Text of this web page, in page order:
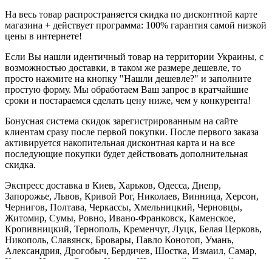
На весь товар распространяется скидка по дисконтной карте
магазина + действует программа: 100% гарантия самой низкой
цены в интернете!
Если Вы нашли идентичный товар на территории Украины, с
возможностью доставки, в таком же размере дешевле, то
просто нажмите на кнопку "Нашли дешевле?" и заполните
простую форму. Мы обработаем Ваш запрос в кратчайшие
сроки и постараемся сделать цену ниже, чем у конкурента!
Бонусная система скидок зарегистрированным на сайте
клиентам сразу после первой покупки. После первого заказа
активируется накопительная дисконтная карта и на все
последующие покупки будет действовать дополнительная
скидка.
Экспресс доставка в Киев, Харьков, Одесса, Днепр,
Запорожье, Львов, Кривой Рог, Николаев, Винница, Херсон,
Чернигов, Полтава, Черкассы, Хмельницкий, Черновцы,
Житомир, Сумы, Ровно, Ивано-Франковск, Каменское,
Кропивницкий, Тернополь, Кременчуг, Луцк, Белая Церковь,
Никополь, Славянск, Бровары, Павло Конотоп, Умань,
Александрия, Дрогобыч, Бердичев, Шостка, Измаил, Самар,